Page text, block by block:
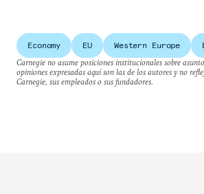
Economy EU Western Europe
Carnegie no asume posiciones institucionales sobre
opiniones expresadas aquí son las de los autores y no
Carnegie, sus empleados o sus fundadores.